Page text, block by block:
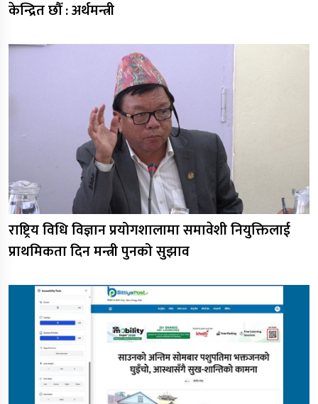
केन्द्रित छौँ : अर्थमन्त्री
राष्ट्रिय विधि विज्ञान प्रयोगशालामा समावेशी नियुक्तिलाई
प्राथमिकता दिन मन्त्री पुनको सुझाव